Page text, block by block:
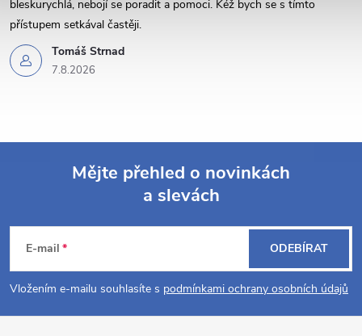
ý
p
Tomáš Strnad
7.8.2026
bleskurychlá, nebojí se poradit a pomoci. Kéž bych se s tímto
přístupem setkával častěji.
p
Mějte přehled o novinkách
a slevách
E-mail
Vložením e-mailu souhlasíte s podmínkami ochrany osobních údajů
ODEBÍRAT